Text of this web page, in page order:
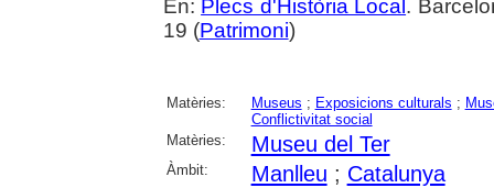
En: Plecs d'Història Local .
19 (Patrimoni)
Matèries: Museus ; Exposicions culturals ;
Conflictivitat social
Matèries:
Museu del Ter
Àmbit: Manlleu ; Catalunya